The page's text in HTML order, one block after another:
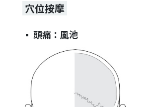
穴位按摩
▪︎ 頭痛：風池